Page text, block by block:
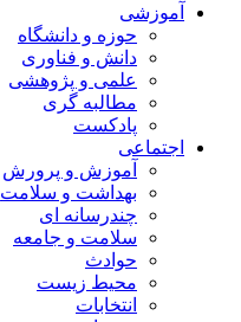
آموزشی
حوزه و دانشگاه
دانش و فناوری
علمی و پژوهشی
مطالبه گری
پادکست
اجتماعی
آموزش و پرورش
بهداشت و سلامت
چندرسانه ای
سلامت و جامعه
حوادث
محیط زیست
انتخابات